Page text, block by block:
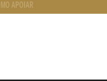
APOIAR